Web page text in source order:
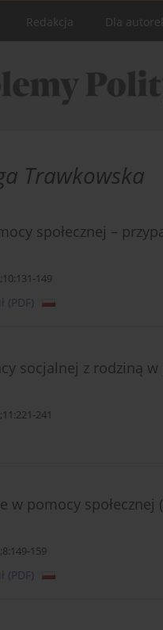
Redakcja Dla
Trawkowska
społecznej –
149
(PDF)
socjalnej z rodziną w
241
w pomocy społecznej
159
(PDF)